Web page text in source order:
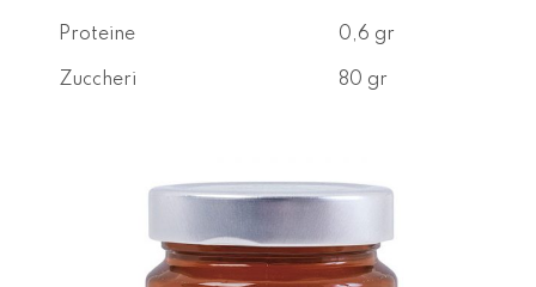
Proteine 0,6 gr
Zuccheri 80 gr